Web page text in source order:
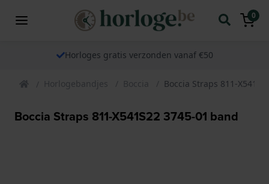
0
Horloges gratis verzonden vanaf €50
Horlogebandjes Boccia Boccia Straps 811-
Boccia Straps 811-X541S22 3745-01 band